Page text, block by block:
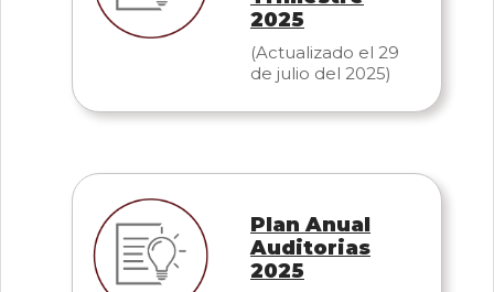
2025
(Actualizado el 29
de julio del 2025)
Plan Anual
Auditorias
2025